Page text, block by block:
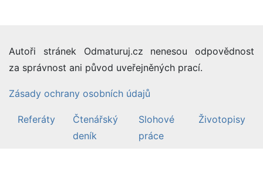
Autoři stránek Odmaturuj.cz nenesou odpovědnost
za správnost ani původ uveřejněných prací.
Zásady ochrany osobních údajů
Referáty
Čtenářský
deník
Slohové
práce
Životopisy